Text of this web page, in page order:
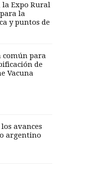
la Expo Rural
la
y puntos de
común para
de
Vacuna
avances
argentino